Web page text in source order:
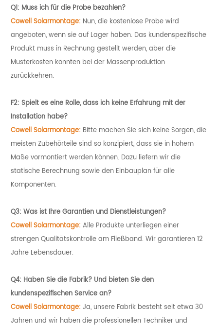
Q1: Muss ich für die Probe bezahlen?
Cowell Solarmontage: Nun, die kostenlose Probe wird
angeboten, wenn sie auf Lager haben. Das kundenspezifische
Produkt muss in Rechnung gestellt werden, aber die
Musterkosten könnten bei der Massenproduktion
zurückkehren.
F2: Spielt es eine Rolle, dass ich keine Erfahrung mit der
Installation habe?
Cowell Solarmontage: Bitte machen Sie sich keine Sorgen, die
meisten Zubehörteile sind so konzipiert, dass sie in hohem
Maße vormontiert werden können. Dazu liefern wir die
statische Berechnung sowie den Einbauplan für alle
Komponenten.
Q3: Was ist Ihre Garantien und Dienstleistungen?
Cowell Solarmontage:Alle Produkte unterliegen einer
strengen Qualitätskontrolle am Fließband. Wir garantieren 12
Jahre Lebensdauer.
Q4: Haben Sie die Fabrik? Und bieten Sie den
kundenspezifischen Service an?
Cowell Solarmontage:Ja, unsere Fabrik besteht seit etwa 30
Jahren und wir haben die professionellen Techniker und